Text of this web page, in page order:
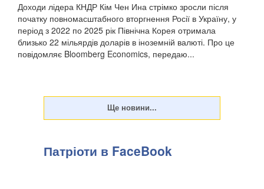
Доходи лідера КНДР Кім Чен Ина стрімко зросли після
початку повномасштабного вторгнення Росії в Україну, у
період з 2022 по 2025 рік Північна Корея отримала
близько 22 мільярдів доларів в іноземній валюті. Про це
повідомляє Bloomberg Economics, передаю...
Патріоти в FaceBook